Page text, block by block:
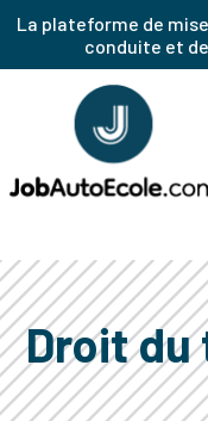
La plateforme de
conduite et
Droit du